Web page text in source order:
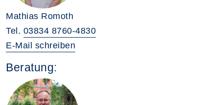
Mathias Romoth
Tel. 03834 8760-4830
E-Mail schreiben
Beratung: